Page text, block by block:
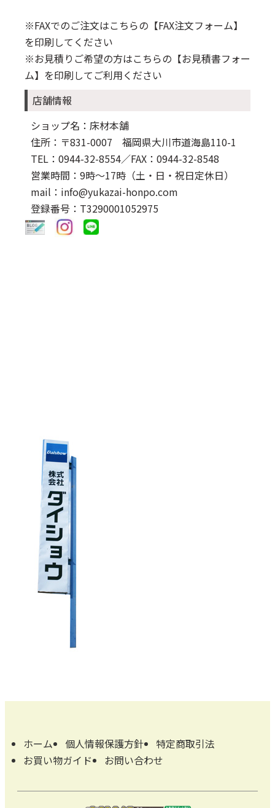
※FAXでのご注文はこちらの 【FAX注文フォーム】
を印刷してください
※お見積りご希望の方はこちらの 【お見積書フォー
ム】 を印刷してご利用ください
店舗情報
ショップ名：床材本舗
住所：〒831-0007 福岡県大川市道海島110-1
TEL：0944-32-8554／FAX：0944-32-8548
営業時間：9時～17時（土・日・祝日定休日）
mail：info@yukazai-honpo.com
登録番号：T3290001052975
ホーム 個人情報保護方針
特定商取引法
お買い物ガイド
お問い合わせ